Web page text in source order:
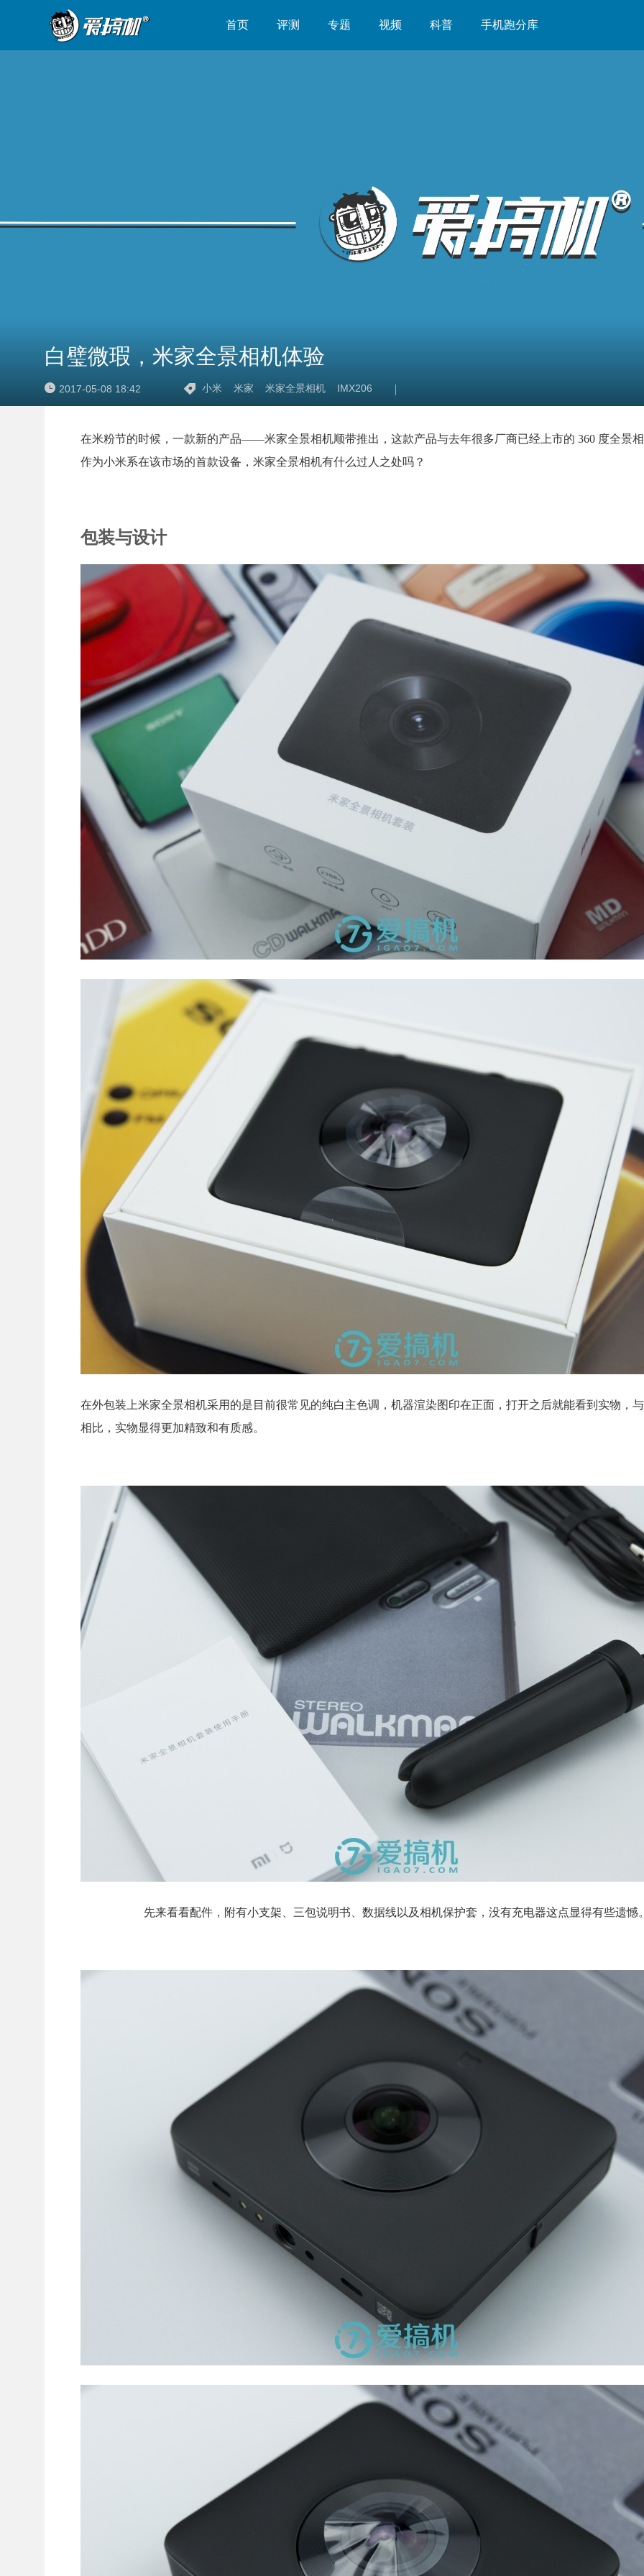
首页 评测 专题 视频 科普 手机跑分库
白璧微瑕，米家全景相机体验
2017-05-08 18:42 小米 米家 米家全景相机 IMX206
在米粉节的时候，一款新的产品——米家全景相机顺带推出，这款产品与去年很多厂商已经上市的 360 度全景
作为小米系在该市场的首款设备，米家全景相机有什么过人之处吗？
包装与设计
在外包装上米家全景相机采用的是目前很常见的纯白主色调，机器渲染图印在正面，打开之后就能看到实物，
相比，实物显得更加精致和有质感。
先来看看配件，附有小支架、三包说明书、数据线以及相机保护套，没有充电器这点显得有些遗憾